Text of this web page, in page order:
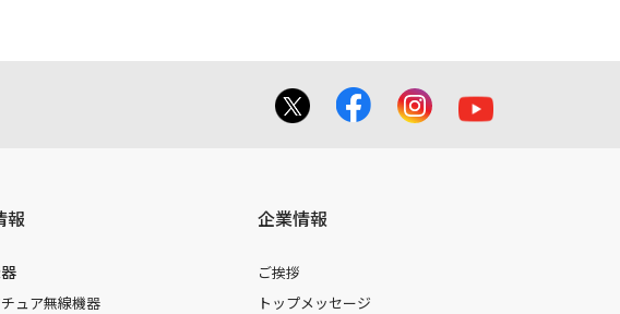
報
ュア無線機器
企業情報
ご挨拶
トップメッセージ